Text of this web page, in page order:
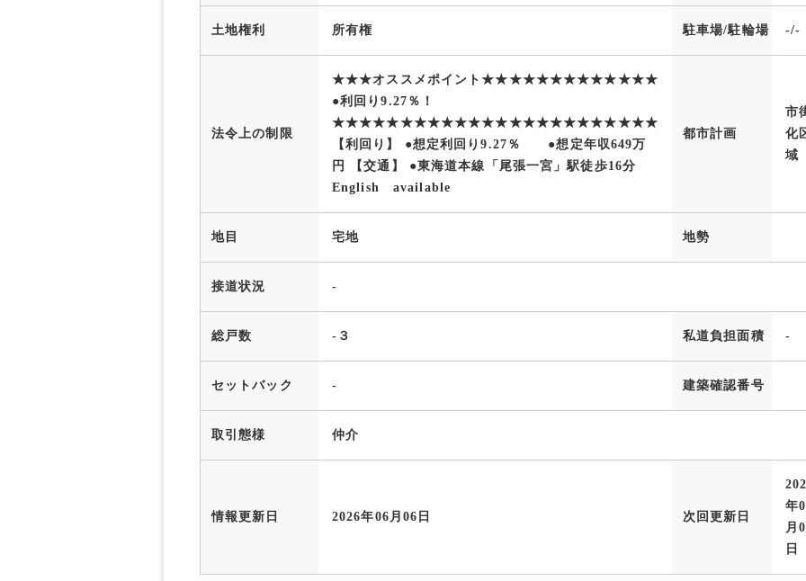
土地権利 所有権 駐車場/駐輪場 -/-
法令上の制限
★★★オススメポイント★★★★★★★★★★★★★
●利回り9.27％！
★★★★★★★★★★★★★★★★★★★★★★★★
【利回り】 ●想定利回り9.27％ ●想定年収649万
円 【交通】 ●東海道本線「尾張一宮」駅徒歩16分
English available
都市計画
市
化
域
地目 宅地 地勢
接道状況 -
総戸数 -３ 私道負担面積 -
セットバック - 建築確認番号
取引態様 仲介
情報更新日 2026年06月06日 次回更新日
年
月
日